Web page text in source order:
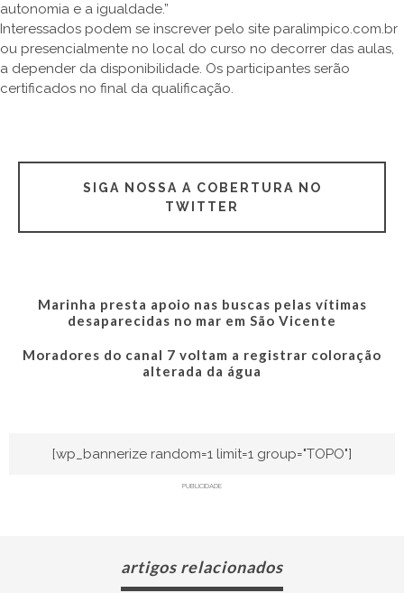
autonomia e a igualdade.”
Interessados podem se inscrever pelo site paralimpico.com.br
ou presencialmente no local do curso no decorrer das aulas,
a depender da disponibilidade. Os participantes serão
certificados no final da qualificação.
SIGA NOSSA A COBERTURA NO
TWITTER
Marinha presta apoio nas buscas pelas vítimas
desaparecidas no mar em São Vicente
Moradores do canal 7 voltam a registrar coloração
alterada da água
[wp_bannerize random=1 limit=1 group="TOPO"]
PUBLICIDADE
artigos relacionados